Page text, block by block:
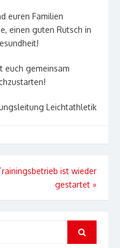
euren Familien
einen guten Rutsch in
euch gemeinsam
Leichtathletik
ist wieder
gestartet »
Search